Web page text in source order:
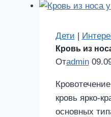
Дети |
Кровь из
Отadmin
кровь ярко-
основных